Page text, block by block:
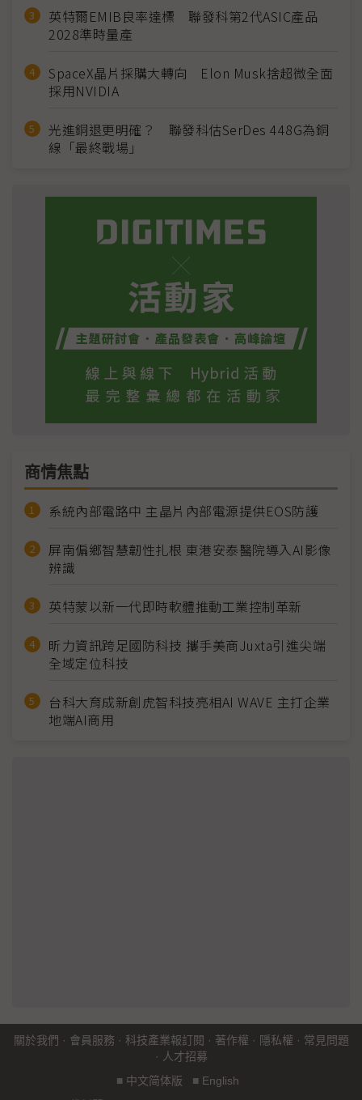
英特爾EMIB良率達標 聯發科第2代ASIC產品
2028準時量產
SpaceX晶片採購大轉向 Elon Musk捨超微全面
採用NVIDIA
光進銅退更明確？ 聯發科估SerDes 448G為銅
線「最終戰場」
商情焦點
系統內部電路中 主晶片內部電源提供EOS防護
屏南偏鄉智慧韌性扎根 東港安泰醫院導入AI影像
辨識
英特蒙以新一代即時軟體推動工業控制革新
昕力資訊跨足國防科技 攜手美商Juxta引進尖端
全域定位科技
台科大育成新創虎智科技亮相AI WAVE 主打企業
地端AI商用
關於我們 · 會員服務 · 科技產業報訂閱 · 著作權 · 隱私權 · 常見問題
· 人才招募
■ 中文简体版 ■ English